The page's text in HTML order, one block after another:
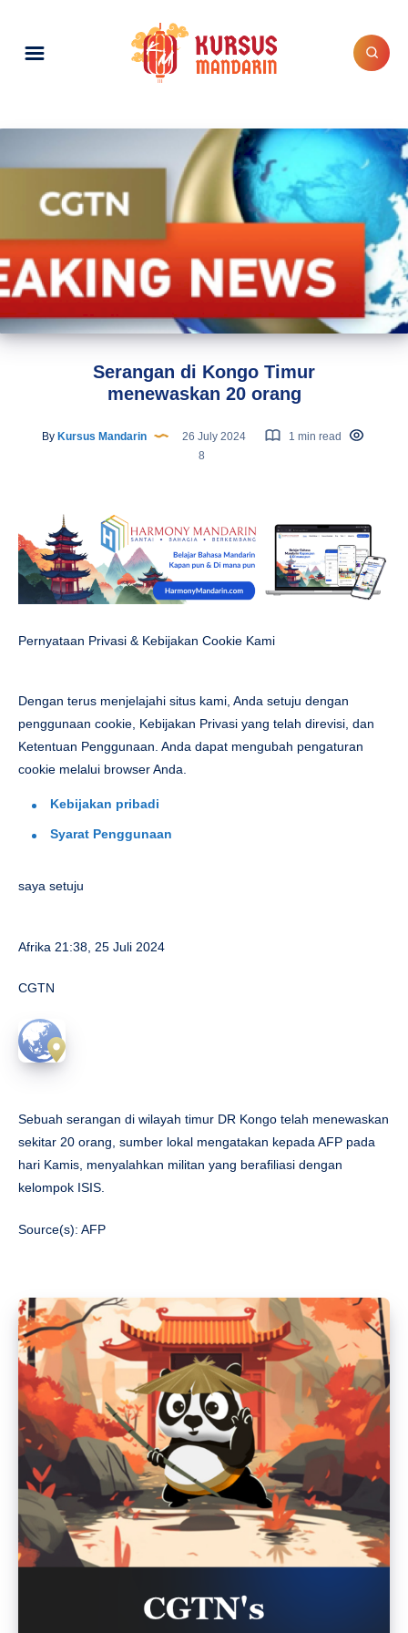
Serangan di Kongo Timur
menewaskan 20 orang
By Kursus Mandarin 26 July 2024
1 min read
8
Pernyataan Privasi & Kebijakan Cookie Kami
Dengan terus menjelajahi situs kami, Anda setuju dengan
penggunaan cookie, Kebijakan Privasi yang telah direvisi, dan
Ketentuan Penggunaan. Anda dapat mengubah pengaturan
cookie melalui browser Anda.
Kebijakan pribadi
Syarat Penggunaan
saya setuju
Afrika 21:38, 25 Juli 2024
CGTN
Sebuah serangan di wilayah timur DR Kongo telah menewaskan
sekitar 20 orang, sumber lokal mengatakan kepada AFP pada
hari Kamis, menyalahkan militan yang berafiliasi dengan
kelompok ISIS.
Source(s): AFP